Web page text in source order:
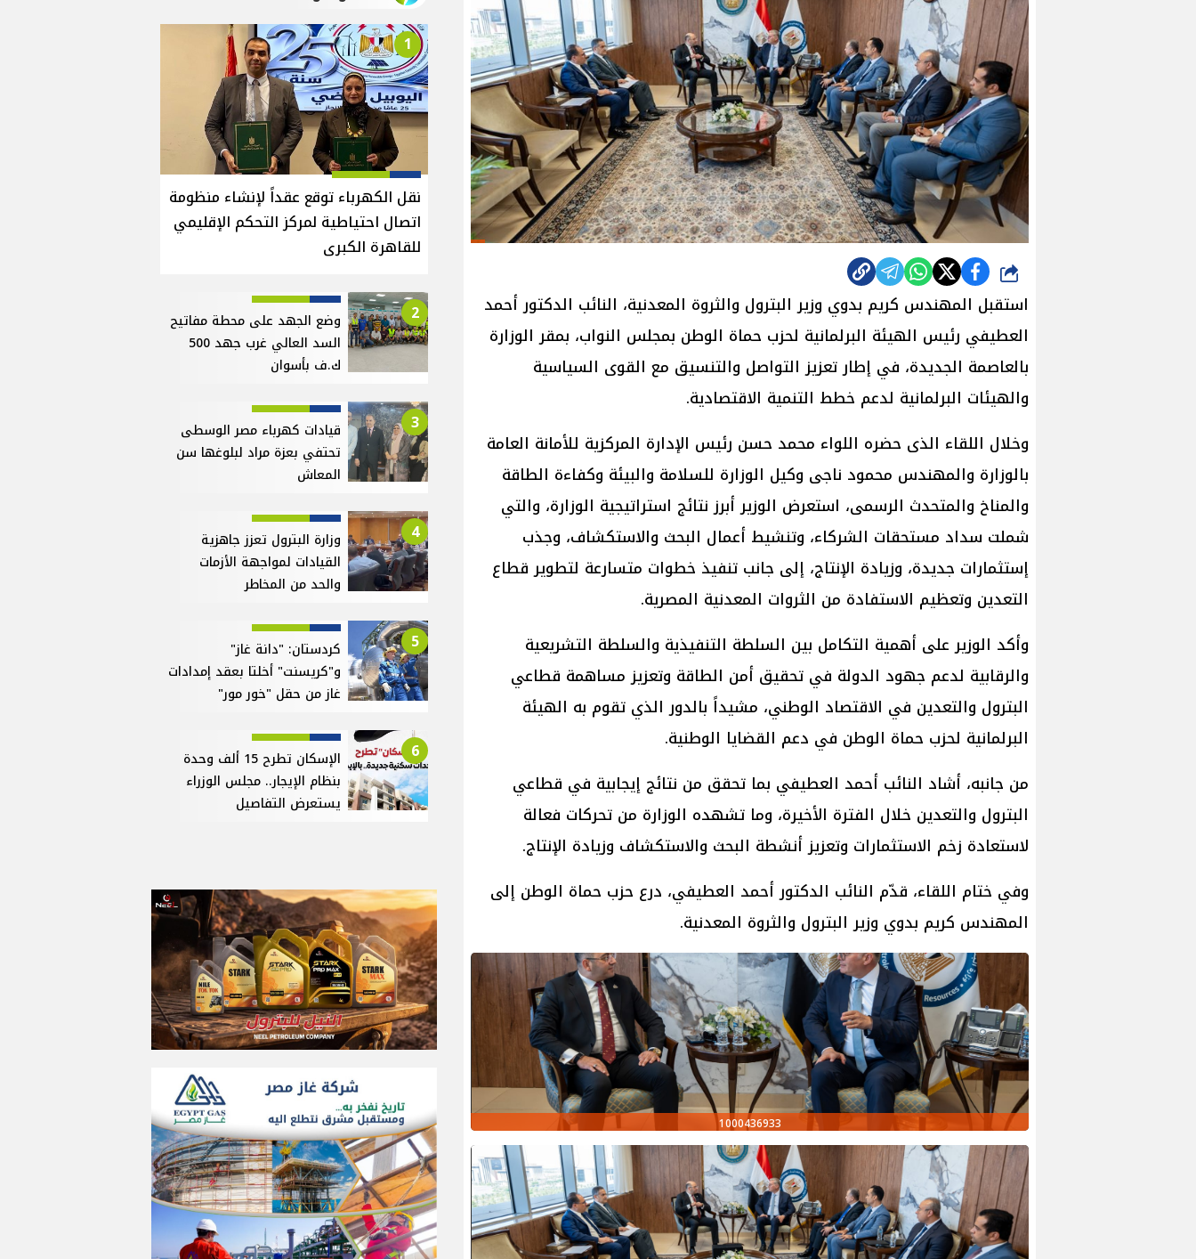
شارك
استقبل المهندس كريم بدوي وزير البترول والثروة المعدنية، النائب الدكتور أحمد
العطيفي رئيس الهيئة البرلمانية لحزب حماة الوطن بمجلس النواب، بمقر الوزارة
بالعاصمة الجديدة، في إطار تعزيز التواصل والتنسيق مع القوى السياسية
والهيئات البرلمانية لدعم خطط التنمية الاقتصادية.
وخلال اللقاء الذى حضره اللواء محمد حسن رئيس الإدارة المركزية للأمانة العامة
بالوزارة والمهندس محمود ناجى وكيل الوزارة للسلامة والبيئة وكفاءة الطاقة
والمناخ والمتحدث الرسمى، استعرض الوزير أبرز نتائج استراتيجية الوزارة، والتي
شملت سداد مستحقات الشركاء، وتنشيط أعمال البحث والاستكشاف، وجذب
إستثمارات جديدة، وزيادة الإنتاج، إلى جانب تنفيذ خطوات متسارعة لتطوير قطاع
التعدين وتعظيم الاستفادة من الثروات المعدنية المصرية.
وأكد الوزير على أهمية التكامل بين السلطة التنفيذية والسلطة التشريعية
والرقابية لدعم جهود الدولة في تحقيق أمن الطاقة وتعزيز مساهمة قطاعي
البترول والتعدين في الاقتصاد الوطني، مشيداً بالدور الذي تقوم به الهيئة
البرلمانية لحزب حماة الوطن في دعم القضايا الوطنية.
من جانبه، أشاد النائب أحمد العطيفي بما تحقق من نتائج إيجابية في قطاعي
البترول والتعدين خلال الفترة الأخيرة، وما تشهده الوزارة من تحركات فعالة
لاستعادة زخم الاستثمارات وتعزيز أنشطة البحث والاستكشاف وزيادة الإنتاج.
وفي ختام اللقاء، قدّم النائب الدكتور أحمد العطيفي، درع حزب حماة الوطن إلى
المهندس كريم بدوي وزير البترول والثروة المعدنية.
1000436933
1
نقل الكهرباء توقع عقداً لإنشاء منظومة
اتصال احتياطية لمركز التحكم الإقليمي
للقاهرة الكبرى
2
وضع الجهد على محطة مفاتيح
السد العالي غرب جهد 500
ك.ف بأسوان
3
قيادات كهرباء مصر الوسطى
تحتفي بعزة مراد لبلوغها سن
المعاش
4
وزارة البترول تعزز جاهزية
القيادات لمواجهة الأزمات
والحد من المخاطر
5
كردستان: "دانة غاز"
و"كريسنت" أخلتا بعقد إمدادات
غاز من حقل "خور مور"
6
الإسكان تطرح 15 ألف وحدة
بنظام الإيجار.. مجلس الوزراء
يستعرض التفاصيل